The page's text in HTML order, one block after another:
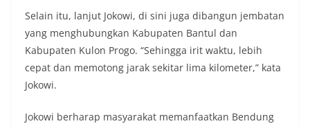
Selain itu, lanjut Jokowi, di sini juga dibangun jembatan
yang menghubungkan Kabupaten Bantul dan
Kabupaten Kulon Progo. “Sehingga irit waktu, lebih
cepat dan memotong jarak sekitar lima kilometer,” kata
Jokowi.
Jokowi berharap masyarakat memanfaatkan Bendung